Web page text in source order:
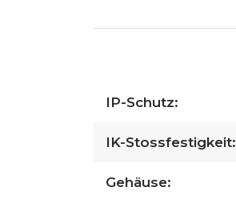
IP-Schutz:
IK-Stossfestigkeit:
Gehäuse: